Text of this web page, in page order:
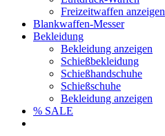
Freizeitwaffen anzeigen
Blankwaffen-Messer
Bekleidung
Bekleidung anzeigen
Schießbekleidung
Schießhandschuhe
Schießschuhe
Bekleidung anzeigen
% SALE